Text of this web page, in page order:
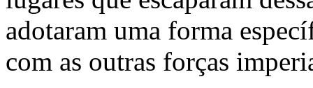
adotaram uma forma
com as outras forças